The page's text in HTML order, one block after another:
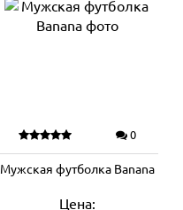
0
Мужская футболка Banana
Цена: